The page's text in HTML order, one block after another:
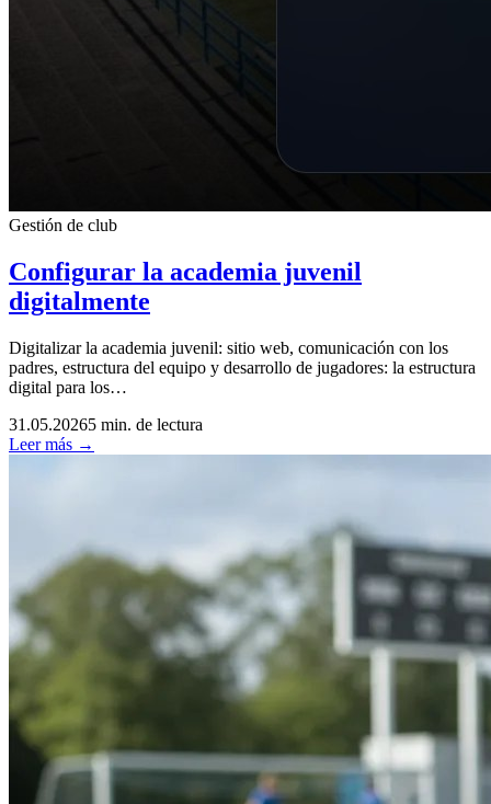
Gestión de club
Configurar la academia juvenil
digitalmente
Digitalizar la academia juvenil: sitio web, comunicación con los
padres, estructura del equipo y desarrollo de jugadores: la estructura
digital para los…
31.05.20265 min. de lectura
Leer más →